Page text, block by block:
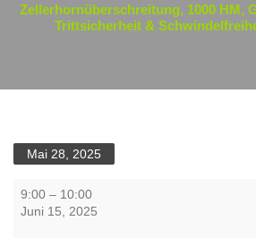
Zellerhornüberschreitung, 1000 HM,
Trittsicherheit &
Mai 28, 2025
Zellerhornüberschreitung,
1000
9:00 – 10:00
Juni 15, 2025